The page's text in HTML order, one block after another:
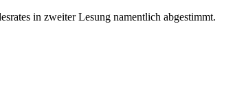
in zweiter Lesung namentlich abgestimmt.